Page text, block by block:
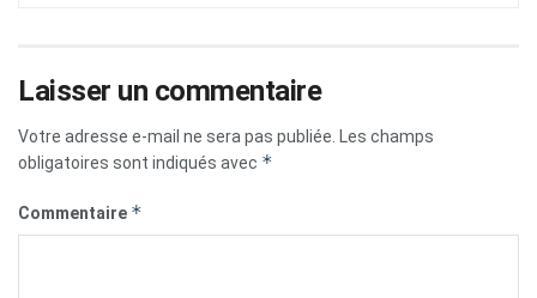
Laisser un commentaire
Votre adresse e-mail ne sera pas publiée. Les champs
obligatoires sont indiqués avec *
Commentaire *